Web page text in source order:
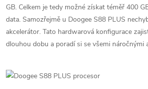
GB. Celkem je tedy možné získat téměř 400
data. Samozřejmě u Doogee S88 PLUS
akcelerátor. Tato hardwarová konfigurace
dlouhou dobu a poradí si se všemi náročnými